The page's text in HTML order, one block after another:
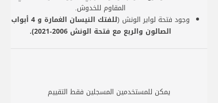
المقاوم للخدوش.
وجود فتحة لواير الونش (
للفتك النيسان الغمارة و 4 أبواب
الصالون والربع مع فتحة الونش 2006-2021).
يمكن للمستخدمين المسجلين فقط التقييم